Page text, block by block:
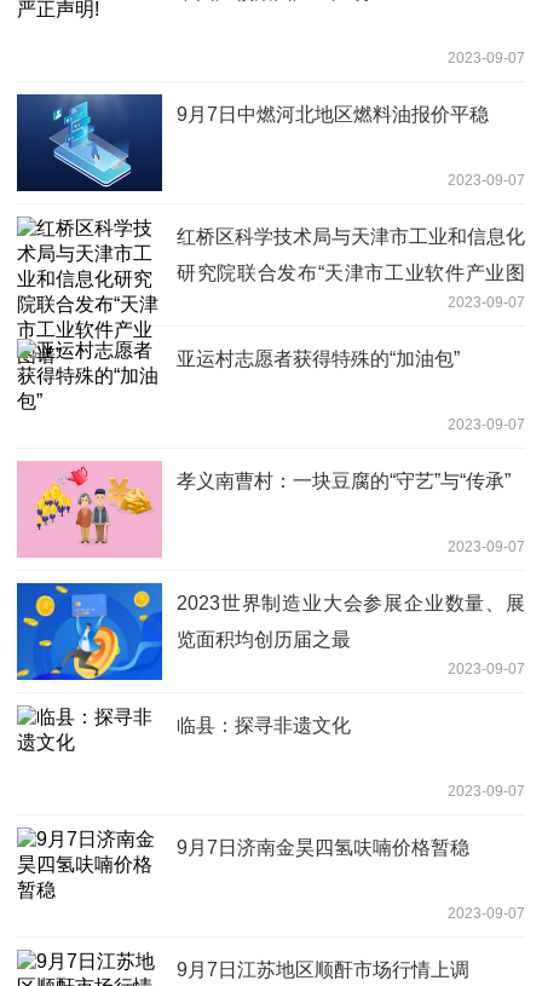
2023-09-07
9月7日中燃河北地区燃料油报价平稳
2023-09-07
红桥区科学技术局与天津市工业和信息化
研究院联合发布“天津市工业软件产业图
2023-09-07
亚运村志愿者获得特殊的“加油包”
2023-09-07
孝义南曹村：一块豆腐的“守艺”与“传承”
2023-09-07
2023世界制造业大会参展企业数量、展
览面积均创历届之最
2023-09-07
临县：探寻非遗文化
2023-09-07
9月7日济南金昊四氢呋喃价格暂稳
2023-09-07
9月7日江苏地区顺酐市场行情上调